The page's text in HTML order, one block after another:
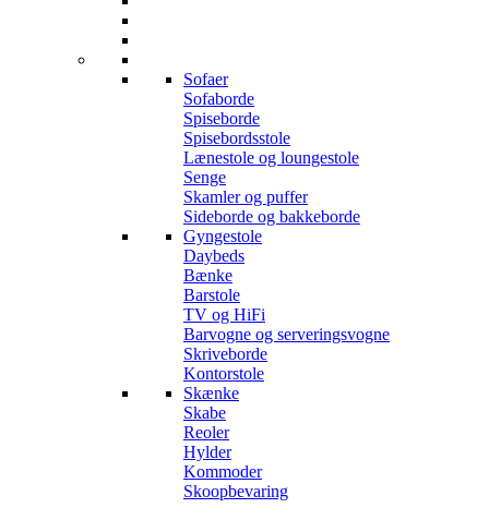
Sofaer
Sofaborde
Spiseborde
Spisebordsstole
Lænestole og loungestole
Senge
Skamler og puffer
Sideborde og bakkeborde
Gyngestole
Daybeds
Bænke
Barstole
TV og HiFi
Barvogne og serveringsvogne
Skriveborde
Kontorstole
Skænke
Skabe
Reoler
Hylder
Kommoder
Skoopbevaring